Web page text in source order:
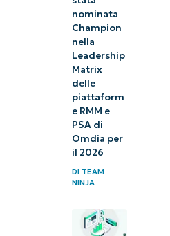
nominata
Champion
nella
Leadership
Matrix
delle
piattaform
e RMM e
PSA di
Omdia per
il 2026
DITEAM
NINJA